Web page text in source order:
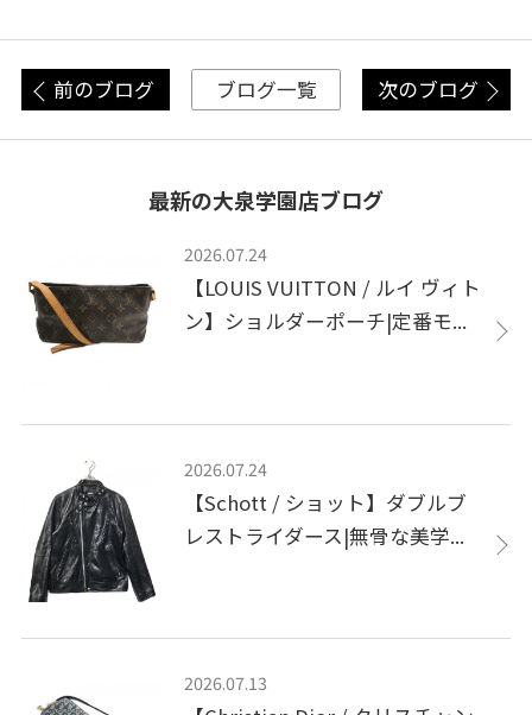
前のブログ ブログ一覧 次のブログ
最新の大泉学園店ブログ
2026.07.24
【LOUIS VUITTON / ルイ ヴィト
ン】ショルダーポーチ|定番モ...
2026.07.24
【Schott / ショット】ダブルブ
レストライダース|無骨な美学...
2026.07.13